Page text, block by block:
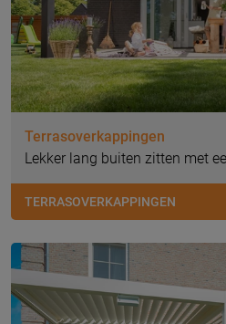
Terrasoverkappingen
Lekker lang buiten zitten met
TERRASOVERKAPPINGEN